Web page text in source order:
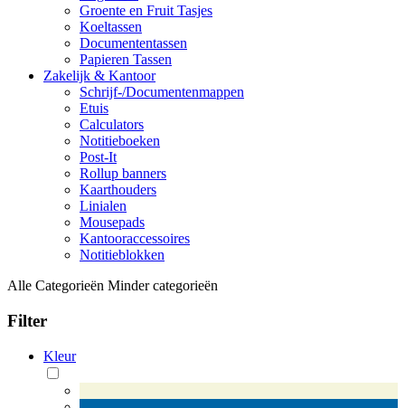
Groente en Fruit Tasjes
Koeltassen
Documententassen
Papieren Tassen
Zakelijk & Kantoor
Schrijf-/Documentenmappen
Etuis
Calculators
Notitieboeken
Post-It
Rollup banners
Kaarthouders
Linialen
Mousepads
Kantooraccessoires
Notitieblokken
Alle Categorieën Minder categorieën
Filter
Kleur